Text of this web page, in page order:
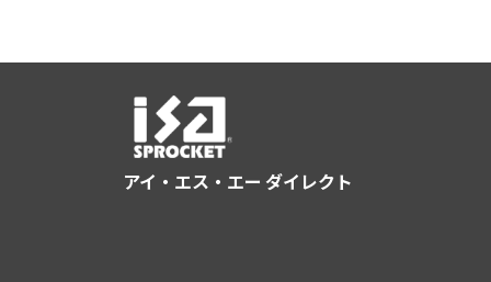
アイ・エス・エー ダイレクト